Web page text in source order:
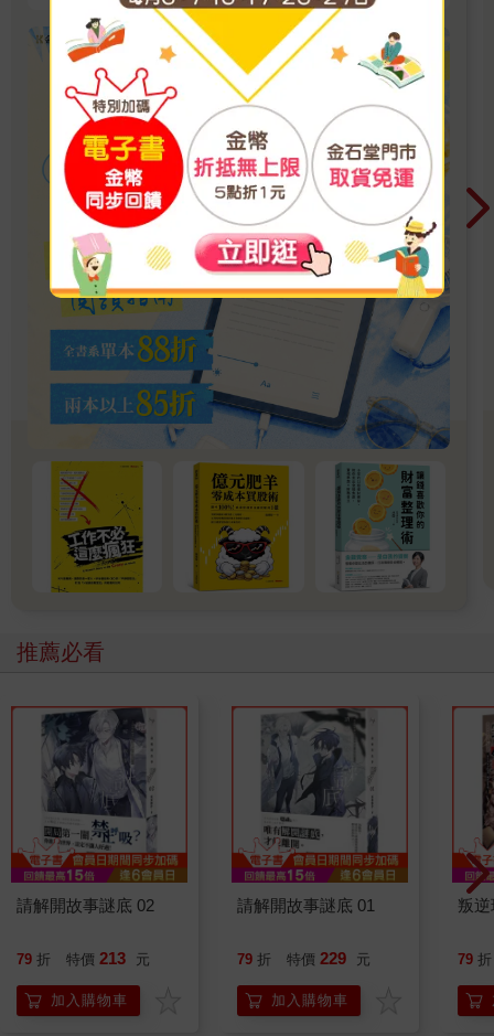
推薦必看
請解開故事謎底 02
79 折 特價 213 元
加入購物車
請解開故事謎底 01
79 折 特價 229 元
加入購物車
叛
79 折